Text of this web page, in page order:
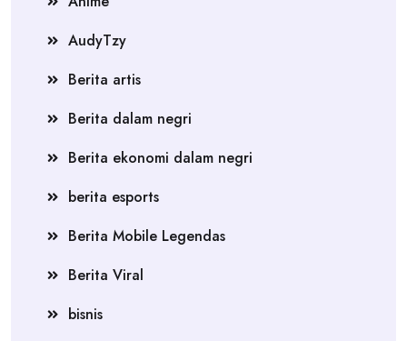
AudyTzy
Berita artis
Berita dalam negri
Berita ekonomi dalam negri
berita esports
Berita Mobile Legendas
Berita Viral
bisnis